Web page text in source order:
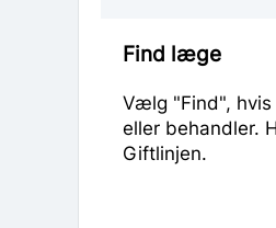
Find læge
Vælg "Find",
eller behandler.
Giftlinjen.